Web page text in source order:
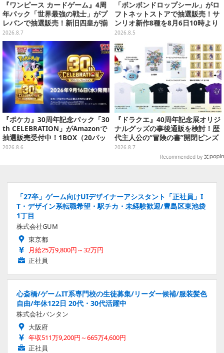
『ワンピース カードゲーム』4周
年パック「世界最強の戦士」がプ
レバンで抽選販売！新旧四皇が揃
い踏み、刃牙作者が描く「カイド
ウ」も
2026.8.7
「ボンボンドロップシール」がロ
フトネットストアで抽選販売！サ
ンリオ新作8種を8月6日10時より
受付開始
2026.8.5
『ポケカ』30周年記念パック「30
th CELEBRATION」がAmazonで
抽選販売受付中！1BOX（20パッ
ク入り）
2026.8.6
『ドラクエ』40周年記念展オリジ
ナルグッズの事後通販を検討！歴
代主人公の“冒険の書”開閉ピンズ
をはじめ、ユニークなＴシャツや
2026.8.7
Recommended by
「27卒」ゲーム向けUIデザイナーアシスタント「正社員」I
T・デザイン系転職希望・駅チカ・未経験歓迎/豊島区東池袋
1丁目
株式会社GUM
東京都
月給25万9,800円～32万円
正社員
心斎橋/ゲームIT系専門校の生徒募集/リーダー候補/服装髪色
自由/年休122日 20代・30代活躍中
株式会社バンタン
大阪府
年収511万9,200円～665万4,600円
正社員